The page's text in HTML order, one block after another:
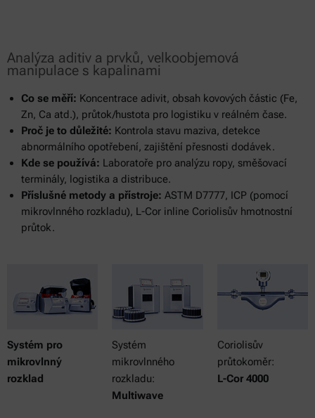
Analýza aditiv a prvků, velkoobjemová
manipulace s kapalinami
Co se měří: Koncentrace adivit, obsah kovových částic (Fe,
Zn, Ca atd.), průtok/hustota pro logistiku v reálném čase.
Proč je to důležité: Kontrola stavu maziva, detekce
abnormálního opotřebení, zajištění přesnosti dodávek.
Kde se používá: Laboratoře pro analýzu ropy, směšovací
terminály, logistika a distribuce.
Příslušné metody a přístroje: ASTM D7777, ICP (pomocí
mikrovlnného rozkladu), L-Cor inline Coriolisův hmotnostní
průtok.
Systém pro
mikrovlnný
rozklad
Systém
mikrovlnného
rozkladu:
Multiwave
Coriolisův
průtokoměr:
L-Cor 4000